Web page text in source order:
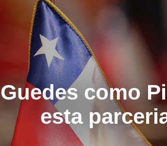
Guedes como
esta